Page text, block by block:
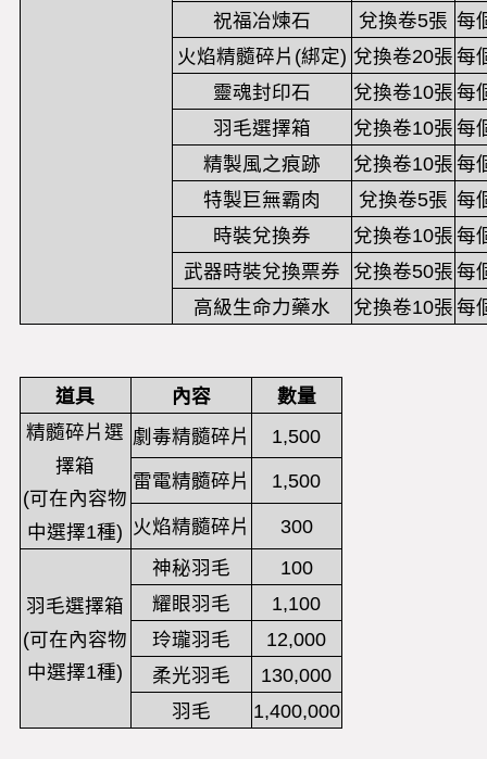
祝福冶煉石
兌換卷5張 每
火焰精髓碎片(綁定) 兌換卷20張 每
靈魂封印石
兌換卷10張 每
羽毛選擇箱
兌換卷10張 每
精製風之痕跡
兌換卷10張 每
特製巨無霸肉
兌換卷5張 每
時裝兌換券
兌換卷10張 每
武器時裝兌換票券
兌換卷50張 每
高級生命力藥水
兌換卷10張 每
道具 內容
數量
精髓碎片選
擇箱
(可在內容物
中選擇1種)
劇毒精髓碎片 1,500
雷電精髓碎片 1,500
火焰精髓碎片 300
羽毛選擇箱
(可在內容物
中選擇1種)
神秘羽毛
100
耀眼羽毛
1,100
玲瓏羽毛
12,000
柔光羽毛
130,000
羽毛
1,400,000